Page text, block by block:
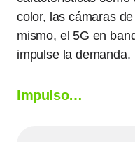
color, las cámaras
mismo, el 5G en
impulse la demanda.
Impulso…